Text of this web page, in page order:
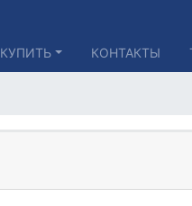
КУПИТЬ КОНТАКТЫ